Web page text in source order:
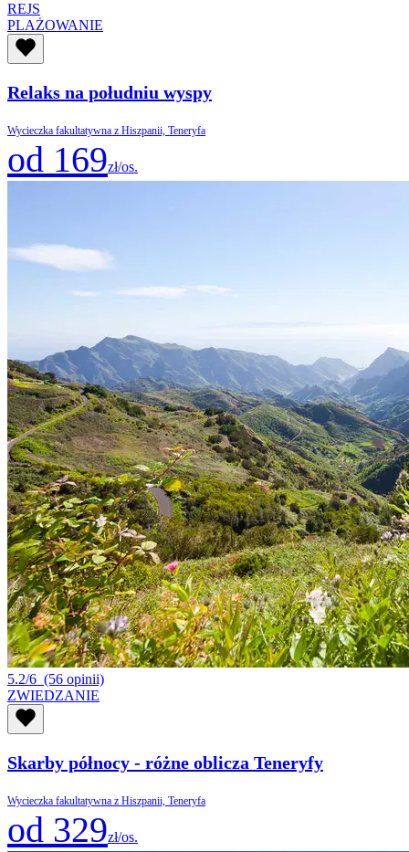
REJS
PLAŻOWANIE
Relaks na południu wyspy
Wycieczka fakultatywna z Hiszpanii, Teneryfa
od 169zł/os.
5.2/6 (56 opinii)
ZWIEDZANIE
Skarby północy - różne oblicza Teneryfy
Wycieczka fakultatywna z Hiszpanii, Teneryfa
od 329zł/os.